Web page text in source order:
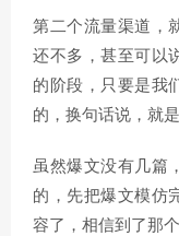
第二个流量渠道，
还不多，甚至可以
的阶段，只要是我
的，换句话说，就
虽然爆文没有几篇
的，先把爆文模仿
容了，相信到了那